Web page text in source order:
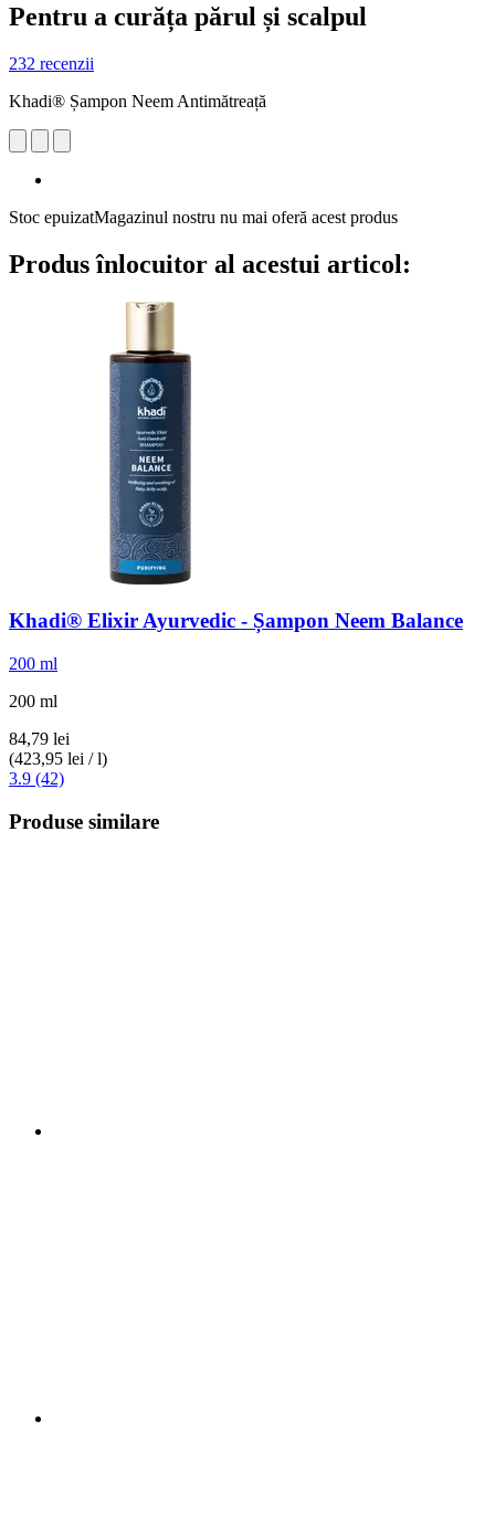
Pentru a curăța părul și scalpul
232 recenzii
Khadi® Șampon Neem Antimătreață
Stoc epuizatMagazinul nostru nu mai oferă acest produs
Produs înlocuitor al acestui articol:
Khadi® Elixir Ayurvedic -​ Șampon Neem Balance
200 ml
200 ml
84,79 lei
(423,95 lei / l)
3.9 (42)
Produse similare